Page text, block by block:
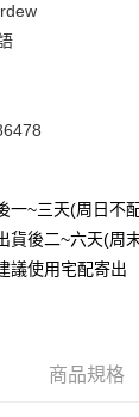
一~三天(周日不
後二~六天(周
議使用宅配寄出
商品規格